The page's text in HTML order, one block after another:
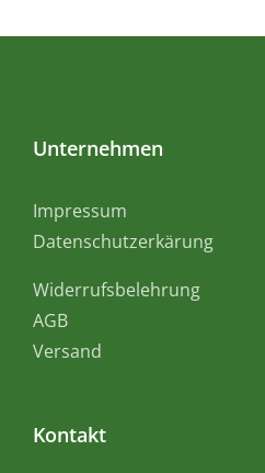
Unternehmen
Impressum
Datenschutzerkärung
Widerrufsbelehrung
AGB
Versand
Kontakt